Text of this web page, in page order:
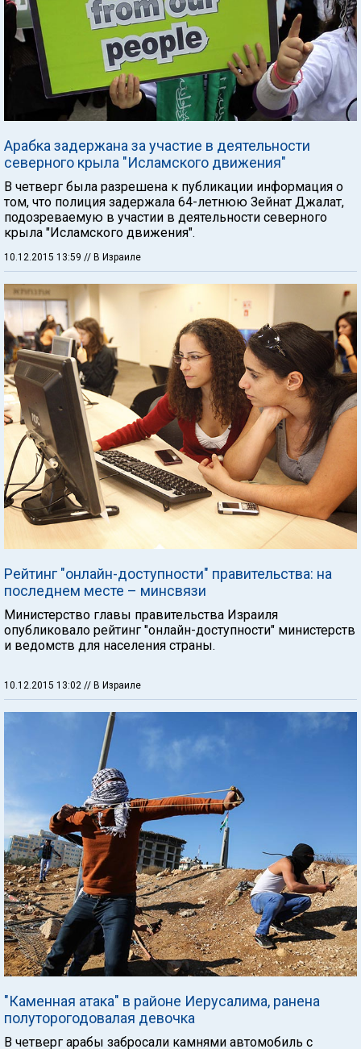
Арабка задержана за участие в деятельности
северного крыла "Исламского движения"
В четверг была разрешена к публикации информация о
том, что полиция задержала 64-летнюю Зейнат Джалат,
подозреваемую в участии в деятельности cеверного
крыла "Исламского движения".
10.12.2015 13:59 // В Израиле
Рейтинг "онлайн-доступности" правительства: на
последнем месте – минсвязи
Министерство главы правительства Израиля
опубликовало рейтинг "онлайн-доступности" министерств
и ведомств для населения страны.
10.12.2015 13:02 // В Израиле
"Каменная атака" в районе Иерусалима, ранена
полуторогодовалая девочка
В четверг арабы забросали камнями автомобиль с